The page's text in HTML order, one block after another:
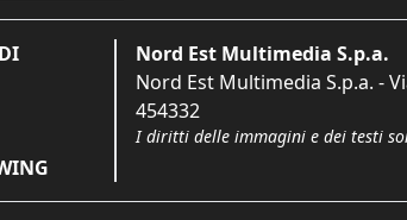
Nord Est Multimedia S.p.a.
Nord Est Multimedia S.p.a. -
454332
I diritti delle immagini e dei testi